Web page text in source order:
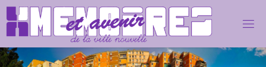
Skip
to
content